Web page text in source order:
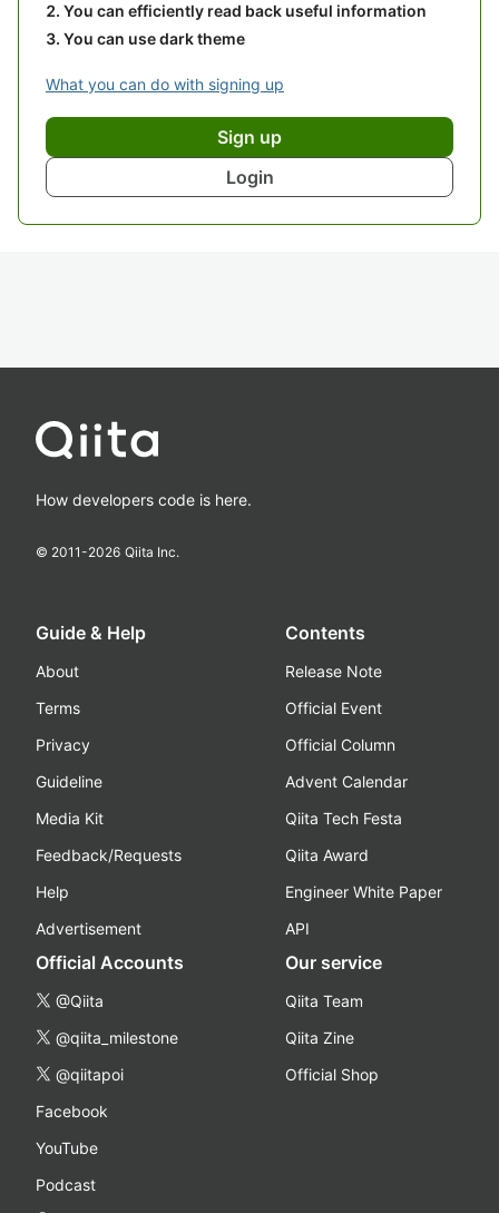
You can efficiently read back useful information
You can use dark theme
What you can do with signing up
Sign up
Login
How developers code is here.
© 2011-2026 Qiita Inc.
Guide & Help
About
Terms
Privacy
Guideline
Media Kit
Feedback/Requests
Help
Advertisement
Contents
Release Note
Official Event
Official Column
Advent Calendar
Qiita Tech Festa
Qiita Award
Engineer White Paper
API
Official Accounts
@Qiita
@qiita_milestone
@qiitapoi
Facebook
YouTube
Podcast
Our service
Qiita Team
Qiita Zine
Official Shop